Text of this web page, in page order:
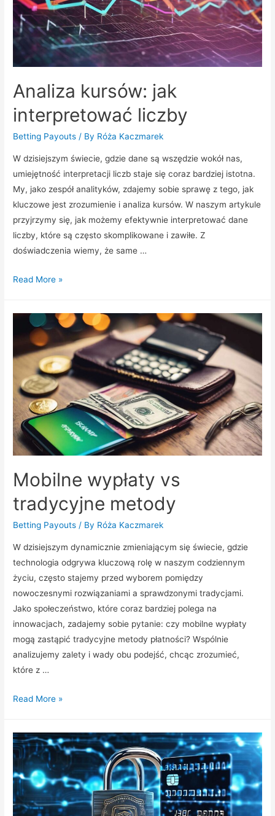
Analiza kursów: jak
interpretować liczby
Betting Payouts / By Róża Kaczmarek
W dzisiejszym świecie, gdzie dane są wszędzie wokół nas,
umiejętność interpretacji liczb staje się coraz bardziej istotna.
My, jako zespół analityków, zdajemy sobie sprawę z tego, jak
kluczowe jest zrozumienie i analiza kursów. W naszym artykule
przyjrzymy się, jak możemy efektywnie interpretować dane
liczby, które są często skomplikowane i zawiłe. Z
doświadczenia wiemy, że same …
Analiza
interpretować
liczby
Read More »
Mobilne wypłaty vs
tradycyjne metody
Betting Payouts / By Róża Kaczmarek
W dzisiejszym dynamicznie zmieniającym się świecie, gdzie
technologia odgrywa kluczową rolę w naszym codziennym
życiu, często stajemy przed wyborem pomiędzy
nowoczesnymi rozwiązaniami a sprawdzonymi tradycjami.
Jako społeczeństwo, które coraz bardziej polega na
innowacjach, zadajemy sobie pytanie: czy mobilne wypłaty
mogą zastąpić tradycyjne metody płatności? Wspólnie
analizujemy zalety i wady obu podejść, chcąc zrozumieć,
które z …
Mobilne
tradycyjne
metody
Read More »